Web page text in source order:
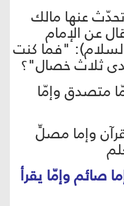
عنها مالك
عن الإمام
"فما كنت
ثلاث خصال"؟
متصدق وإمّا
وإما مصلِّ
صائم وإمّا يقرأ